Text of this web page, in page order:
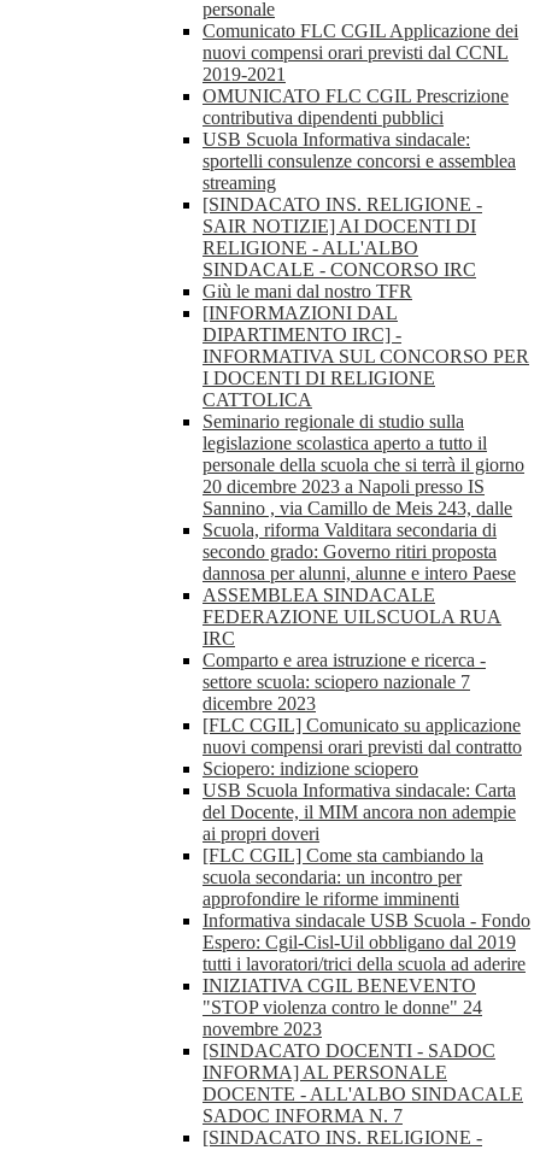
personale
Comunicato FLC CGIL Applicazione dei
nuovi compensi orari previsti dal CCNL
2019-2021
OMUNICATO FLC CGIL Prescrizione
contributiva dipendenti pubblici
USB Scuola Informativa sindacale:
sportelli consulenze concorsi e assemblea
streaming
[SINDACATO INS. RELIGIONE -
SAIR NOTIZIE] AI DOCENTI DI
RELIGIONE - ALL'ALBO
SINDACALE - CONCORSO IRC
Giù le mani dal nostro TFR
[INFORMAZIONI DAL
DIPARTIMENTO IRC] -
INFORMATIVA SUL CONCORSO PER
I DOCENTI DI RELIGIONE
CATTOLICA
Seminario regionale di studio sulla
legislazione scolastica aperto a tutto il
personale della scuola che si terrà il giorno
20 dicembre 2023 a Napoli presso IS
Sannino , via Camillo de Meis 243, dalle
Scuola, riforma Valditara secondaria di
secondo grado: Governo ritiri proposta
dannosa per alunni, alunne e intero Paese
ASSEMBLEA SINDACALE
FEDERAZIONE UILSCUOLA RUA
IRC
Comparto e area istruzione e ricerca -
settore scuola: sciopero nazionale 7
dicembre 2023
[FLC CGIL] Comunicato su applicazione
nuovi compensi orari previsti dal contratto
Sciopero: indizione sciopero
USB Scuola Informativa sindacale: Carta
del Docente, il MIM ancora non adempie
ai propri doveri
[FLC CGIL] Come sta cambiando la
scuola secondaria: un incontro per
approfondire le riforme imminenti
Informativa sindacale USB Scuola - Fondo
Espero: Cgil-Cisl-Uil obbligano dal 2019
tutti i lavoratori/trici della scuola ad aderire
INIZIATIVA CGIL BENEVENTO
"STOP violenza contro le donne" 24
novembre 2023
[SINDACATO DOCENTI - SADOC
INFORMA] AL PERSONALE
DOCENTE - ALL'ALBO SINDACALE
SADOC INFORMA N. 7
[SINDACATO INS. RELIGIONE -